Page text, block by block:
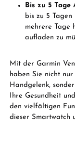
Bis zu 5 Tage
bis zu 5
mehrere Tage
aufladen zu
Mit der Garmin
haben Sie nicht
Handgelenk,
Ihre Gesundheit
den vielfältigen
dieser Smartwatch